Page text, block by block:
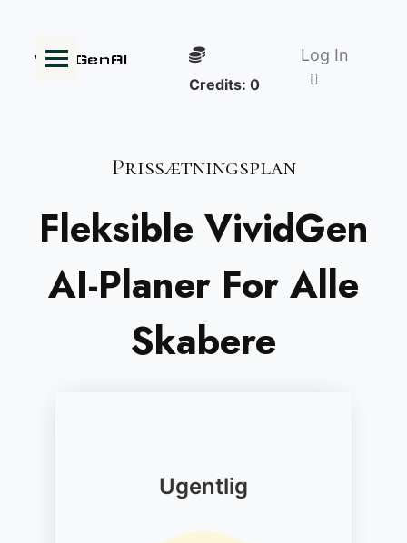
Credits: 0
Log In
Prissætningsplan
Fleksible VividGen
AI-Planer For Alle
Skabere
Ugentlig